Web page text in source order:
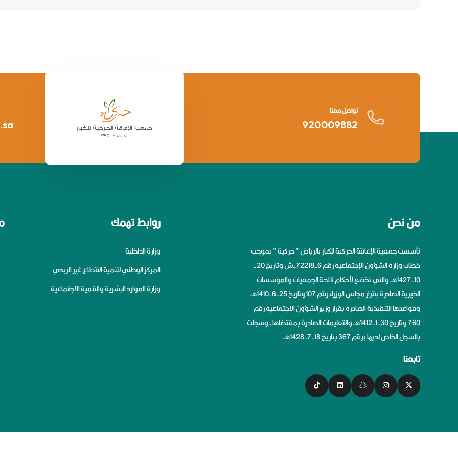
تواصل معنا
920009882
من نحن
تأسست جمعية الإعاقة الحركية للكبار بالرياض ” حركية ” بموجب
خطاب وزارة الشؤون الإجتماعية رقم 6-72218-ش وتاريخ 20-
10-1427هــ والتي تخضع لأحكام لائحة الجمعيات والمؤسسات
الخيرية الصادرة بقرار مجلس الوزراء رقم 107وتاريخ 25-6-1410هــ
وقواعدها التنفيذية الصادرة بقرار وزير الشؤون الاجتماعية رقم
760 وتاريخ 30-1-1412هــ والتعليمات الصادرة بمقتضاها، وسجلت
بالسجل الخاص لديها برقم 367 بتاريخ 18-7-1428هــ.
تابعنا
روابط تهمك
وزارة الداخلية
المركز الوطني لتنمية القطاع غير الربحي
وزارة الموارد البشرية والتنمية الاجتماعية